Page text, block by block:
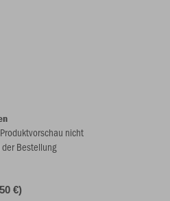
nicht
Bestellung
€)